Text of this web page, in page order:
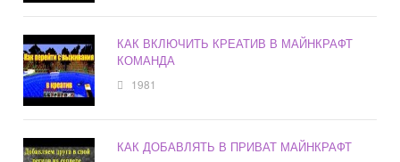
КАК ВКЛЮЧИТЬ КРЕАТИВ В МАЙНКРАФТ
КОМАНДА
1981
КАК ДОБАВЛЯТЬ В ПРИВАТ МАЙНКРАФТ